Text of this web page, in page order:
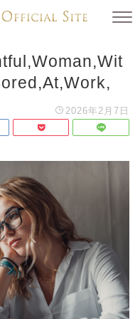
2026年2月7日